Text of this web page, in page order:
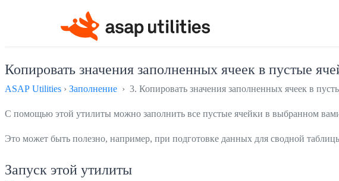
Копировать значения заполненных ячеек в пустые
ASAP Utilities › Заполнение › 3. Копировать значения заполненных ячеек в
С помощью этой утилиты можно заполнить все пустые ячейки в выбранном
Это может быть полезно, например, при подготовке данных для сводной
Запуск этой утилиты